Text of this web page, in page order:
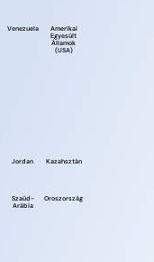
Venezuela
Amerikai
Egyesült
Államok
(USA)
Jordan Kazahsztán
Szaúd-
Arábia
Oroszország